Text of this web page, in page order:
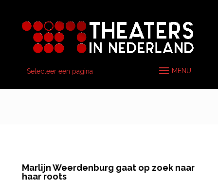
Selecteer een pagina
Marlijn Weerdenburg gaat op zoek naar
haar roots